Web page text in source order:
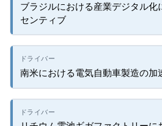
ブラジルにおける産業デジタル化
センティブ
南米における電気自動車製造の加